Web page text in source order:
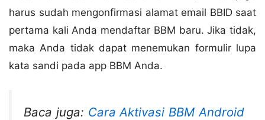
harus sudah mengonfirmasi alamat email BBID saat
pertama kali Anda mendaftar BBM baru. Jika tidak,
maka Anda tidak dapat menemukan formulir lupa
kata sandi pada app BBM Anda.
Baca juga: Cara Aktivasi BBM Android